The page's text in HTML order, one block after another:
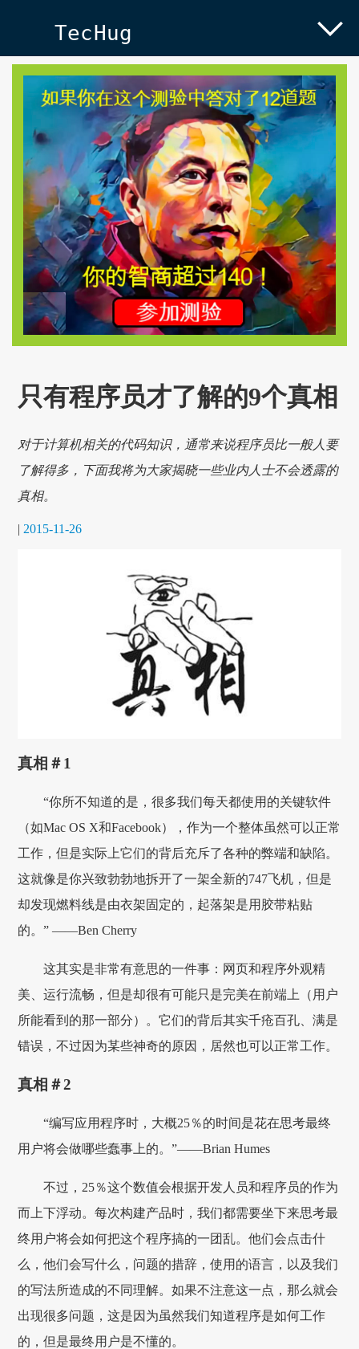
TecHug
只有程序员才了解的9个真相
对于计算机相关的代码知识，通常来说程序员比一般人要
了解得多，下面我将为大家揭晓一些业内人士不会透露的
真相。
| 2015-11-26
真相＃1
“你所不知道的是，很多我们每天都使用的关键软件
（如Mac OS X和Facebook），作为一个整体虽然可以正常
工作，但是实际上它们的背后充斥了各种的弊端和缺陷。
这就像是你兴致勃勃地拆开了一架全新的747飞机，但是
却发现燃料线是由衣架固定的，起落架是用胶带粘贴
的。” ——Ben Cherry
这其实是非常有意思的一件事：网页和程序外观精
美、运行流畅，但是却很有可能只是完美在前端上（用户
所能看到的那一部分）。它们的背后其实千疮百孔、满是
错误，不过因为某些神奇的原因，居然也可以正常工作。
真相＃2
“编写应用程序时，大概25％的时间是花在思考最终
用户将会做哪些蠢事上的。”——Brian Humes
不过，25％这个数值会根据开发人员和程序员的作为
而上下浮动。每次构建产品时，我们都需要坐下来思考最
终用户将会如何把这个程序搞的一团乱。他们会点击什
么，他们会写什么，问题的措辞，使用的语言，以及我们
的写法所造成的不同理解。如果不注意这一点，那么就会
出现很多问题，这是因为虽然我们知道程序是如何工作
的，但是最终用户是不懂的。